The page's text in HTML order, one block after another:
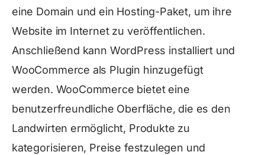
eine Domain und ein Hosting-Paket, um ihre
Website im Internet zu veröffentlichen.
Anschließend kann WordPress installiert und
WooCommerce als Plugin hinzugefügt
werden. WooCommerce bietet eine
benutzerfreundliche Oberfläche, die es den
Landwirten ermöglicht, Produkte zu
kategorisieren, Preise festzulegen und